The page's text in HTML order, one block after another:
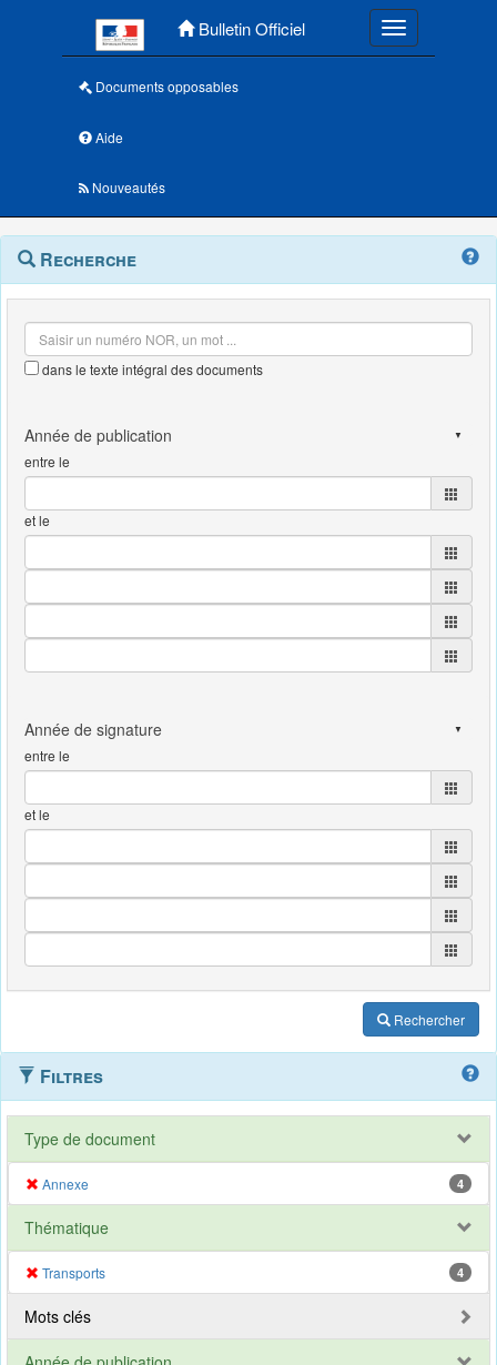
Bulletin Officiel Toggle
Documents opposables
Aide
Nouveautés
Navigation
outils
Menu
contextuel
Recherche
dans le texte intégral des documents
entre le
et le
entre le
et le
Rechercher
Filtres
Type de document
Annexe 4
Thématique
Transports 4
Mots clés